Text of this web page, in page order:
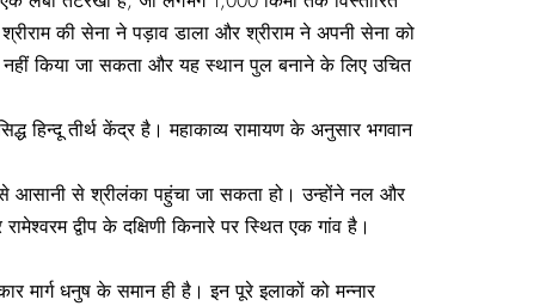
की सेना ने पड़ाव डाला और श्रीराम ने अपनी सेना को
नहीं किया जा सकता और यह स्थान पुल बनाने के लिए उचित
हिन्दू तीर्थ केंद्र है। महाकाव्‍य रामायण के अनुसार भगवान
आसानी से श्रीलंका पहुंचा जा सकता हो। उन्होंने नल और
द्वीप के दक्षिणी किनारे पर स्थित एक गांव है।
धनुष के समान ही है। इन पूरे इलाकों को मन्नार